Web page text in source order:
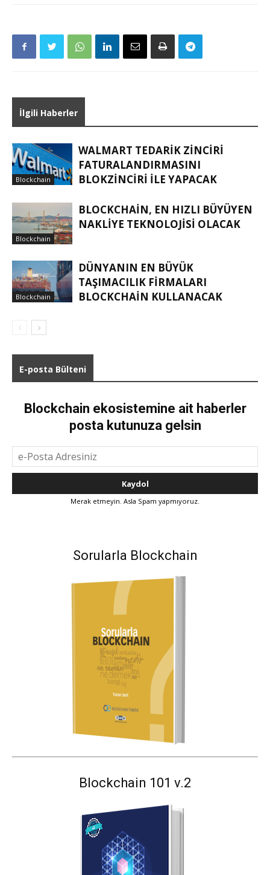
İlgili Haberler
Blockchain
WALMART TEDARIK ZINCIRI
FATURALANDIRMASINI
BLOKZINCIRI ILE YAPACAK
Blockchain
BLOCKCHAIN, EN HIZLI BÜYÜYEN
NAKLIYE TEKNOLOJISI OLACAK
Blockchain
DÜNYANIN EN BÜYÜK
TAŞIMACILIK FIRMALARI
BLOCKCHAIN KULLANACAK
E-posta Bülteni
Blockchain ekosistemine ait haberler
posta kutunuza gelsin
Merak etmeyin. Asla Spam yapmıyoruz.
Sorularla Blockchain
Blockchain 101 v.2